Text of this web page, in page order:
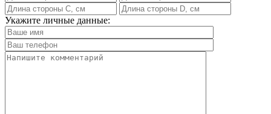
Укажите личные данные: